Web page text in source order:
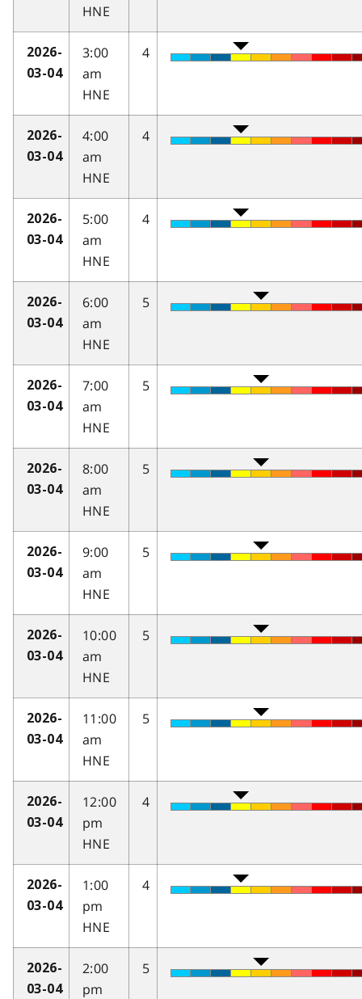
HNE
2026-
03-04
3:00
am
HNE
4
2026-
03-04
4:00
am
HNE
4
2026-
03-04
5:00
am
HNE
4
2026-
03-04
6:00
am
HNE
5
2026-
03-04
7:00
am
HNE
5
2026-
03-04
8:00
am
HNE
5
2026-
03-04
9:00
am
HNE
5
2026-
03-04
10:00
am
HNE
5
2026-
03-04
11:00
am
HNE
5
2026-
03-04
12:00
pm
HNE
4
2026-
03-04
1:00
pm
HNE
4
2026-
03-04
2:00
pm
5